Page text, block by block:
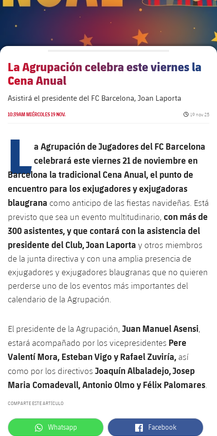
Presidentes
Transparencia
Alianzas
Residencias para la Gente Mayor
Barcelonismo y vida activa
La Agrupación celebra este viernes la
Cena Anual
Asistirá el presidente del FC Barcelona, Joan Laporta
10:39AM MIÉRCOLES 19 NOV. Fecha de
19 nov 25
La Agrupación de Jugadores del FC Barcelona
celebrará este viernes 21 de noviembre en
Barcelona la tradicional Cena Anual, el punto de
encuentro para los exjugadores y exjugadoras
blaugrana como anticipo de las fiestas navideñas. Está
previsto que sea un evento multitudinario, con más de
300 asistentes, y que contará con la asistencia del
presidente del Club, Joan Laporta y otros miembros
de la junta directiva y con una amplia presencia de
exjugadores y exjugadores blaugranas que no quieren
perderse uno de los eventos más importantes del
calendario de la Agrupación.
El presidente de la Agrupación, Juan Manuel Asensi,
estará acompañado por los vicepresidentes Pere
Valentí Mora, Esteban Vigo y Rafael Zuviría, así
como por los directivos Joaquín Albaladejo,Josep
Maria Comadevall, Antonio Olmo y Félix Palomares
COMPARTE ESTE ARTÍCULO
label.aria.whatsapp
Whatsapp label.aria.facebook
Facebook